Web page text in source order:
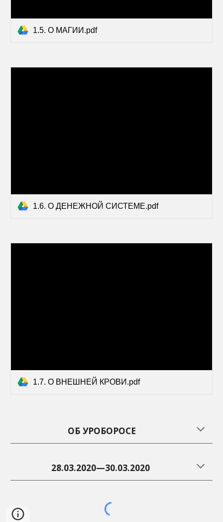
1.5. О МАГИИ.pdf
1.6. О ДЕНЕЖНОЙ СИСТЕМЕ.pdf
1.7. О ВНЕШНЕЙ КРОВИ.pdf
ОБ УРОБОРОСЕ
28.03.2020—30.03.2020